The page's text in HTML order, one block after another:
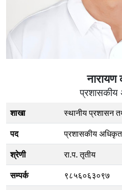
नारायण
शाखा
स्थानीय प्रशासन
पद
प्रशासकीय अधिकृत
श्रेणी
रा.प. तृतीय
सम्पर्क
९८५६०६३०९७